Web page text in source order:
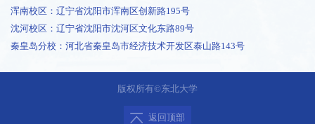
浑南校区：辽宁省沈阳市浑南区创新路195号
沈河校区：辽宁省沈阳市沈河区文化东路89号
秦皇岛分校：河北省秦皇岛市经济技术开发区泰山路143号
版权所有©东北大学
返回顶部